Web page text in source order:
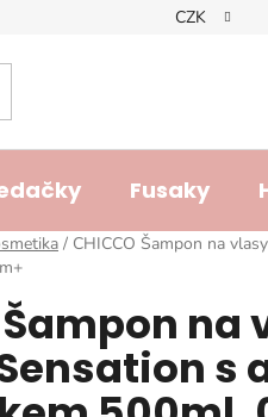
Doprava a
CZK
Fusaky
/ CHICCO Šampon na
Šampon na
s